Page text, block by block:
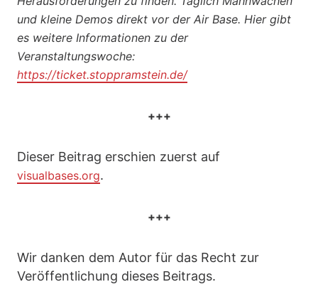
und kleine Demos direkt vor der Air Base. Hier gibt
es weitere Informationen zu der
Veranstaltungswoche:
https://ticket.stoppramstein.de/
+++
Dieser Beitrag erschien zuerst auf
visualbases.org.
+++
Wir danken dem Autor für das Recht zur
Veröffentlichung dieses Beitrags.